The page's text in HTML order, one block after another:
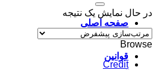
صفحه اصلی
قوانین
در حال نمایش یک نتیجه
Browse
Credit